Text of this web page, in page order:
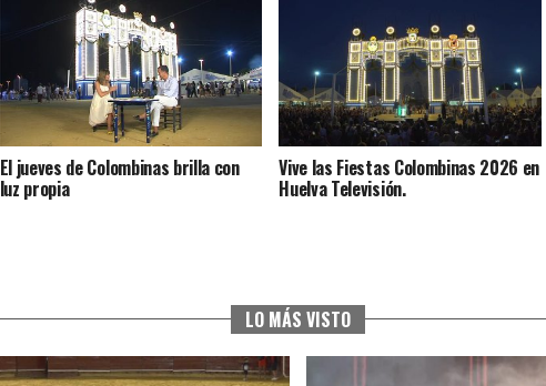
El jueves de Colombinas brilla con
luz propia
Vive las Fiestas Colombinas 2026 en
Huelva Televisión.
LO MÁS VISTO